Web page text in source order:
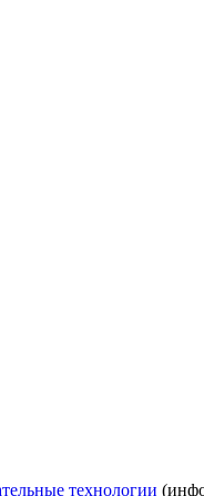
технологии